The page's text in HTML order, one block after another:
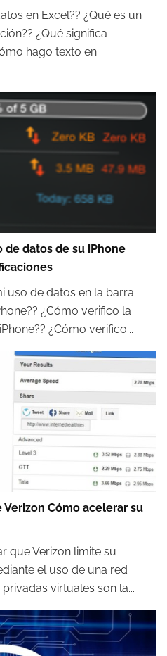
en Excel?? ¿Qué es un
¿Qué significa
hago texto en
de datos de su iPhone
uso de datos en la barra
¿Cómo verifico la
¿Cómo verifico...
Cómo acelerar su
que Verizon limite su
el uso de una red
virtuales son la...